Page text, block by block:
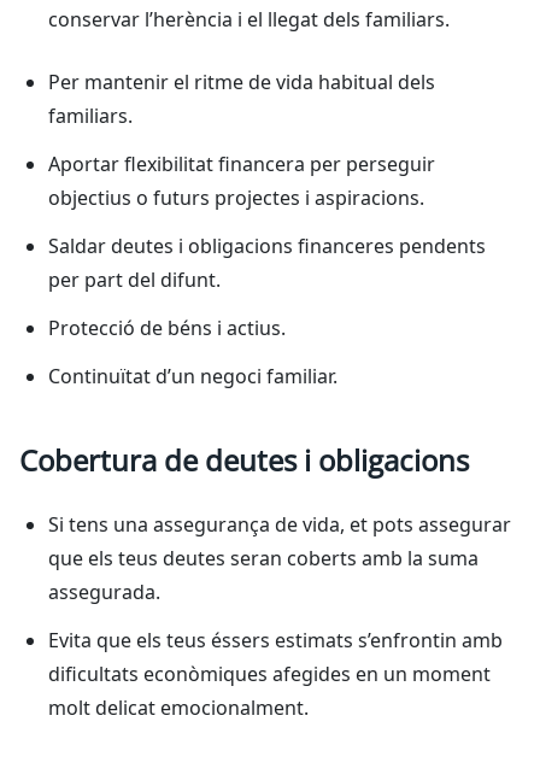
conservar l’herència i el llegat dels familiars.
Per mantenir el ritme de vida habitual dels
familiars.
Aportar flexibilitat financera per perseguir
objectius o futurs projectes i aspiracions.
Saldar deutes i obligacions financeres pendents
per part del difunt.
Protecció de béns i actius.
Continuïtat d’un negoci familiar.
Cobertura de deutes i obligacions
Si tens una assegurança de vida, et pots assegurar
que els teus deutes seran coberts amb la suma
assegurada.
Evita que els teus éssers estimats s’enfrontin amb
dificultats econòmiques afegides en un moment
molt delicat emocionalment.